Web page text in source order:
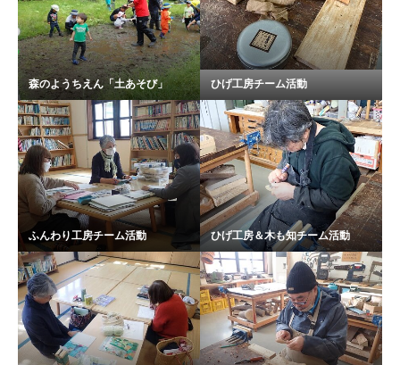
森のようちえん「土あそび」 ひげ工房チーム活動
ふんわり工房チーム活動 ひげ工房＆木も知チーム活動